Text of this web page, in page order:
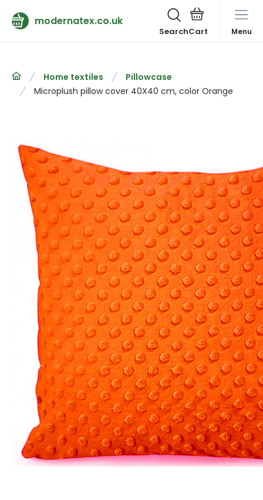
modernatex.co.uk
Search Menu
Home textiles
Pillowcase
Microplush pillow cover 40X40 cm, color Orange